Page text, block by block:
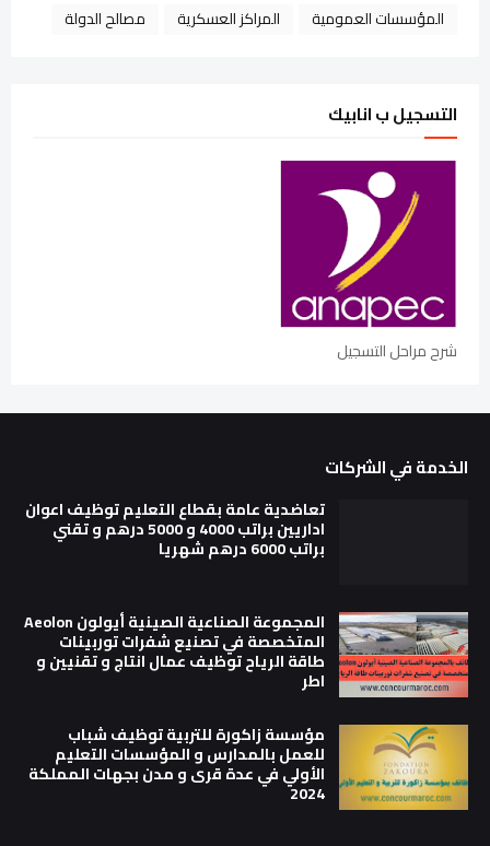
المؤسسات العمومية
المراكز العسكرية مصالح الدولة
التسجيل ب انابيك
شرح مراحل التسجيل
الخدمة في الشركات
تعاضدية عامة بقطاع التعليم توظيف اعوان
اداريين براتب 4000 و 5000 درهم و تقني
براتب 6000 درهم شهريا
المجموعة الصناعية الصينية أيولون Aeolon
المتخصصة في تصنيع شفرات توربينات
طاقة الرياح توظيف عمال انتاج و تقنيين و
اطر
مؤسسة زاكورة للتربية توظيف شباب
للعمل بالمدارس و المؤسسات التعليم
الأولي في عدة قرى و مدن بجهات المملكة
2024